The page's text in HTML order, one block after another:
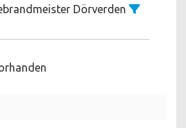
Dörverden